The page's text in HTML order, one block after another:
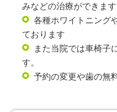
みなどの治療ができます
各種ホワイトニング
ております
また当院では車椅子
す。
予約の変更や歯の無